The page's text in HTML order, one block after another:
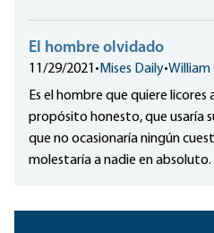
El hombre olvidado
11/29/2021 • Mises Daily•William
Es el hombre que quiere
propósito honesto, que usaría
que no ocasionaría ningún
molestaría a nadie en absoluto.